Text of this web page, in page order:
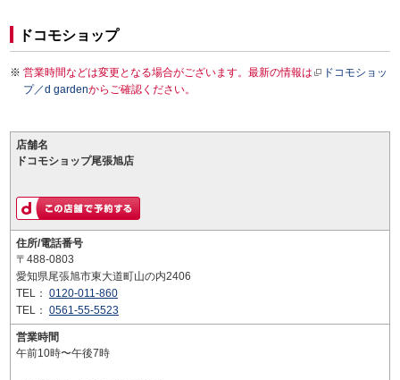
ドコモショップ
営業時間などは変更となる場合がございます。最新の情報は
ドコモショッ
プ／d gardenからご確認ください。
店舗名
ドコモショップ尾張旭店
住所/電話番号
〒488-0803
愛知県尾張旭市東大道町山の内2406
TEL： 0120-011-860
TEL： 0561-55-5523
営業時間
午前10時〜午後7時